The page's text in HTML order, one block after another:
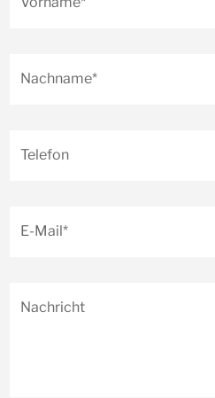
Nachname*
Telefon
E-Mail*
Nachricht